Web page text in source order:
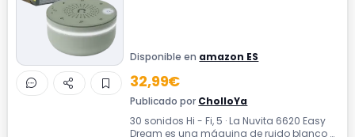
Disponible en amazon ES
32,99€
Publicado por CholloYa
30 sonidos Hi - Fi, 5 · La Nuvita 6620 Easy
Dream es una máquina de ruido blanco y